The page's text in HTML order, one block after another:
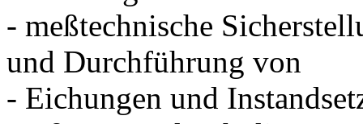
- meßtechnische
und Durchführung von
- Eichungen und